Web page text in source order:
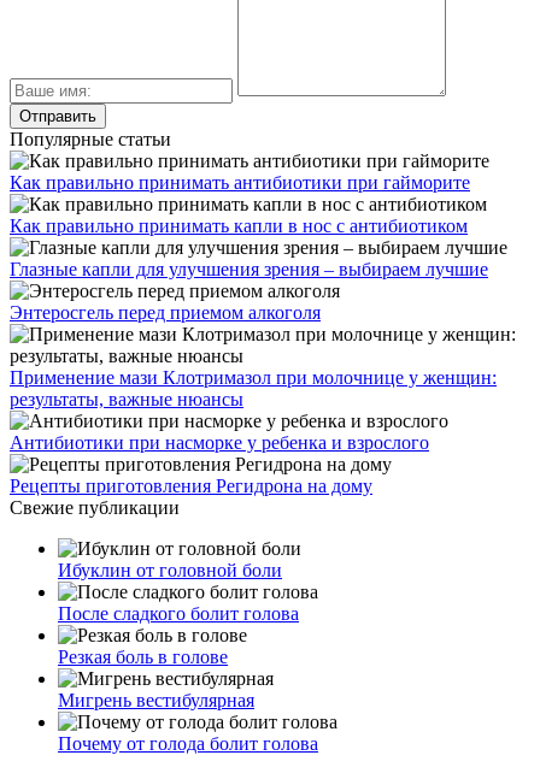
Популярные статьи
Как правильно принимать антибиотики при гайморите
Как правильно принимать капли в нос с антибиотиком
Глазные капли для улучшения зрения – выбираем лучшие
Энтеросгель перед приемом алкоголя
Применение мази Клотримазол при молочнице у женщин:
результаты, важные нюансы
Антибиотики при насморке у ребенка и взрослого
Рецепты приготовления Регидрона на дому
Свежие публикации
Ибуклин от головной боли
После сладкого болит голова
Резкая боль в голове
Мигрень вестибулярная
Почему от голода болит голова